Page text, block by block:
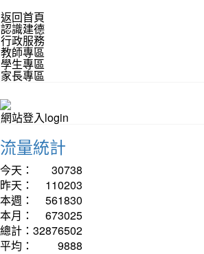
返回首頁
認識建德
行政服務
教師專區
學生專區
家長專區
網站登入login
流量統計
今天：
30738
昨天：
110203
本週：
561830
本月：
673025
總計： 32876502
平均：
9888